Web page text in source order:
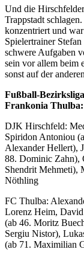
Y
o
u
T
u
b
e
a
z
e
i
e
n
Und die
Trappstadt
konzentriert und
Spielertrainer
schwere Aufgaben
sein vor allem beim
sonst auf der
Fußball-
Frankonia Thulba:
DJK Hirschfeld:
Spiridon Antoniou
Alexander Hellert),
88. Dominic Zahn),
Shendrit Mehmeti),
Nöthling
FC Thulba:
Lorenz Heim,
(ab 46. Moritz
Sergiu Nistor),
(ab 71. Maximilian